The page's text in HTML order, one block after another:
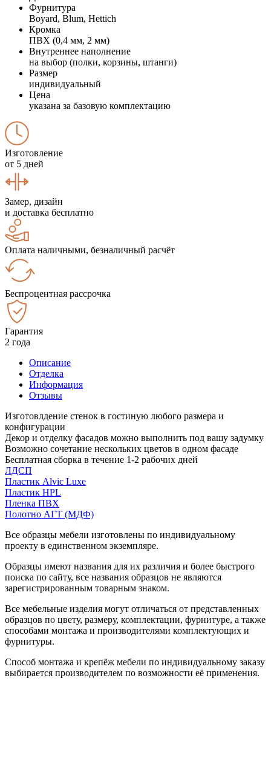
Фурнитура
Boyard, Blum, Hettich
Кромка
ПВХ (0,4 мм, 2 мм)
Внутреннее наполнение
на выбор (полки, корзины, штанги)
Размер
индивидуальный
Цена
указана за базовую комплектацию
Изготовление
от 5 дней
Замер, дизайн
и доставка бесплатно
Оплата наличными, безналичный расчёт
Беспроцентная рассрочка
Гарантия
2 года
Описание
Отделка
Информация
Отзывы
Изготовлдение стенок в гостиную любого размера и
конфигурации
Декор и отделку фасадов можно выполнить под вашу задумку
Возможно сочетание нескольких цветов в одном фасаде
Бесплатная сборка в течение 1-2 рабочих дней
ЛДСП
Пластик Alvic Luxe
Пластик HPL
Пленка ПВХ
Полотно АГТ (МДФ)
Все образцы мебели изготовлены по индивидуальному
проекту в единственном экземпляре.
Образцы имеют названия для их различия и более быстрого
поиска по сайту, все названия образцов не являются
зарегистрированным товарным знаком.
Все мебельные изделия могут отличаться от представленных
образцов по цвету, размеру, комплектации, фурнитуре, а также
способами монтажа и производителями комплектующих и
фурнитуры.
Способ монтажа и крепёж мебели по индивидуальному заказу
выбирается производителем по возможности её применения.